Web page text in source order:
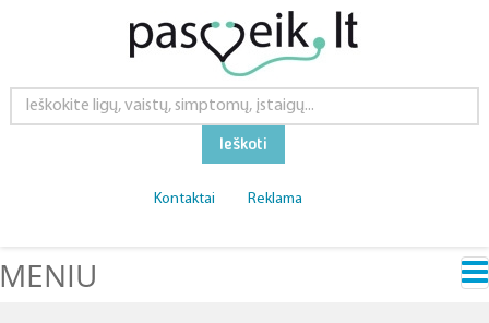
Ieškoti
Kontaktai Reklama
MENIU